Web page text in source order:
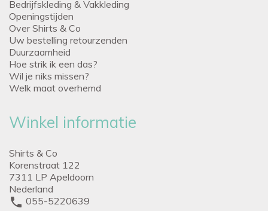
Bedrijfskleding & Vakkleding
Openingstijden
Over Shirts & Co
Uw bestelling retourzenden
Duurzaamheid
Hoe strik ik een das?
Wil je niks missen?
Welk maat overhemd
Winkel informatie
Shirts & Co
Korenstraat 122
7311 LP Apeldoorn
Nederland
phone 055-5220639